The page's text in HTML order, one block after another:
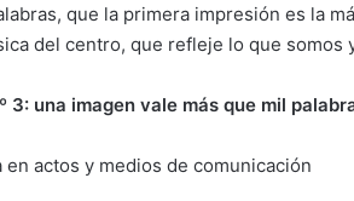
que la primera impresión es la
del centro, que refleje lo que somos
3: una imagen vale más que mil
en actos y medios de comunicación